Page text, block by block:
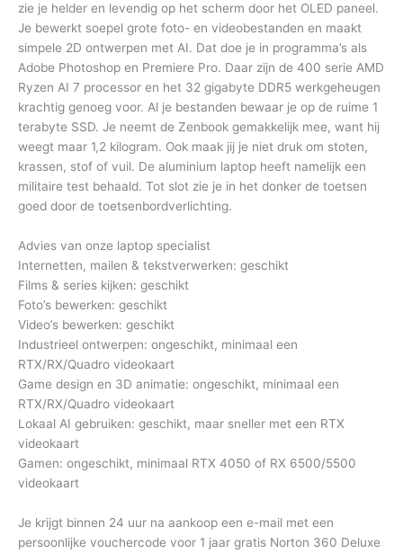
zie je helder en levendig op het scherm door het OLED paneel.
Je bewerkt soepel grote foto- en videobestanden en maakt
simpele 2D ontwerpen met AI. Dat doe je in programma’s als
Adobe Photoshop en Premiere Pro. Daar zijn de 400 serie AMD
Ryzen AI 7 processor en het 32 gigabyte DDR5 werkgeheugen
krachtig genoeg voor. Al je bestanden bewaar je op de ruime 1
terabyte SSD. Je neemt de Zenbook gemakkelijk mee, want hij
weegt maar 1,2 kilogram. Ook maak jij je niet druk om stoten,
krassen, stof of vuil. De aluminium laptop heeft namelijk een
militaire test behaald. Tot slot zie je in het donker de toetsen
goed door de toetsenbordverlichting.
Advies van onze laptop specialist
Internetten, mailen & tekstverwerken: geschikt
Films & series kijken: geschikt
Foto’s bewerken: geschikt
Video’s bewerken: geschikt
Industrieel ontwerpen: ongeschikt, minimaal een
RTX/RX/Quadro videokaart
Game design en 3D animatie: ongeschikt, minimaal een
RTX/RX/Quadro videokaart
Lokaal AI gebruiken: geschikt, maar sneller met een RTX
videokaart
Gamen: ongeschikt, minimaal RTX 4050 of RX 6500/5500
videokaart
Je krijgt binnen 24 uur na aankoop een e-mail met een
persoonlijke vouchercode voor 1 jaar gratis Norton 360 Deluxe